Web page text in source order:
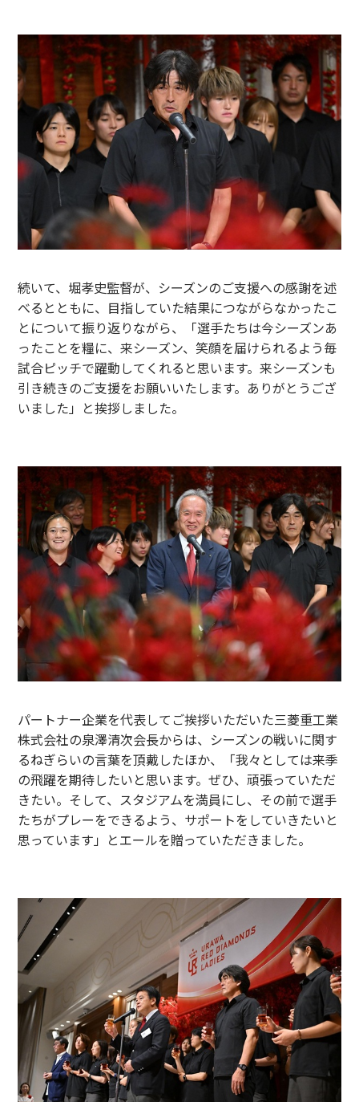
続いて、堀孝史監督が、シーズンのご支援への感謝を述
べるとともに、目指していた結果につながらなかったこ
とについて振り返りながら、「選手たちは今シーズンあ
ったことを糧に、来シーズン、笑顔を届けられるよう毎
試合ピッチで躍動してくれると思います。来シーズンも
引き続きのご支援をお願いいたします。ありがとうござ
いました」と挨拶しました。
パートナー企業を代表してご挨拶いただいた三菱重工業
株式会社の泉澤清次会長からは、シーズンの戦いに関す
るねぎらいの言葉を頂戴したほか、「我々としては来季
の飛躍を期待したいと思います。ぜひ、頑張っていただ
きたい。そして、スタジアムを満員にし、その前で選手
たちがプレーをできるよう、サポートをしていきたいと
思っています」とエールを贈っていただきました。